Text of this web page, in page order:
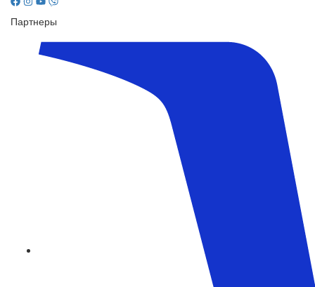
Партнеры